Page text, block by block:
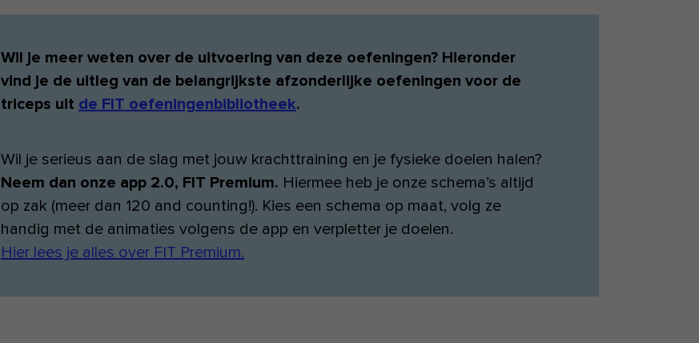
Wil je meer weten over de uitvoering van deze oefeningen? Hieronder
vind je de uitleg van de belangrijkste afzonderlijke oefeningen voor de
triceps uit de FIT oefeningenbibliotheek.
Wil je serieus aan de slag met jouw krachttraining en je fysieke doelen halen?
Neem dan onze app 2.0, FIT Premium. Hiermee heb je onze schema’s altijd
op zak (meer dan 120 and counting!). Kies een schema op maat, volg ze
handig met de animaties volgens de app en verpletter je doelen.
Hier lees je alles over FIT Premium.